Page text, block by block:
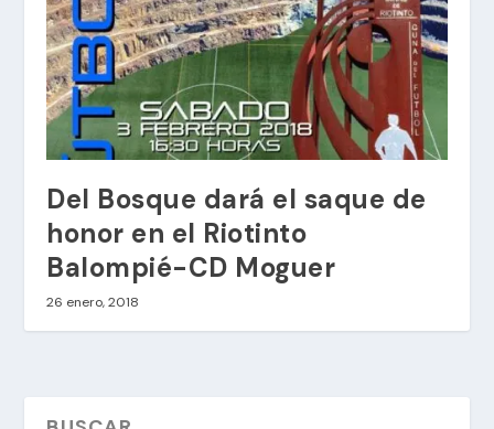
Del Bosque dará el saque de
honor en el Riotinto
Balompié-CD Moguer
26 enero, 2018